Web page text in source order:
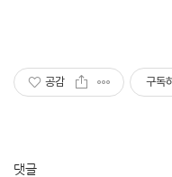
공감 구독
댓글